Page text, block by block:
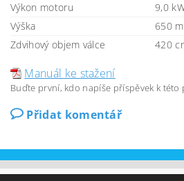
Výkon motoru
9,0
Výška
650
Zdvihový objem válce
420
Manuál ke stažení
Buďte první, kdo napíše příspěvek k této
Přidat komentář